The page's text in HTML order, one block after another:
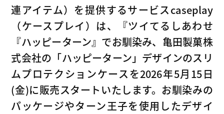
連アイテム）を提供するサービスcaseplay
（ケースプレイ）は、『ツイてるしあわせ
『ハッピーターン』でお馴染み、亀田製菓株
式会社の「ハッピーターン」デザインのスリ
ムプロテクションケースを2026年5月15日
(金)に販売スタートいたします。お馴染みの
パッケージやターン王子を使用したデザイ